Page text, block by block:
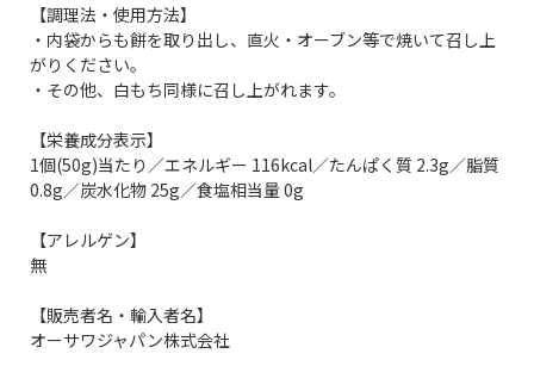
【調理法・使用方法】
・内袋からも餅を取り出し、直火・オーブン等で焼いて召し上
がりください。
・その他、白もち同様に召し上がれます。
【栄養成分表示】
1個(50g)当たり／エネルギー 116kcal／たんぱく質 2.3g／脂質
0.8g／炭水化物 25g／食塩相当量 0g
【アレルゲン】
無
【販売者名・輸入者名】
オーサワジャパン株式会社